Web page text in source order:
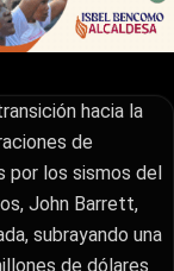
hacia la
de
por los sismos del
John Barrett,
subrayando una
de dólares